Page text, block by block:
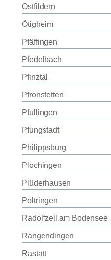
Ostfildern
Ötigheim
Pfäffingen
Pfedelbach
Pfinztal
Pfronstetten
Pfullingen
Pfungstadt
Philippsburg
Plochingen
Plüderhausen
Poltringen
Radolfzell am Bodensee
Rangendingen
Rastatt